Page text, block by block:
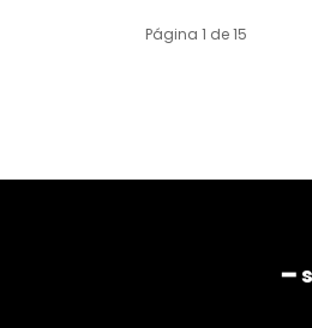
Página 1 de 15
━